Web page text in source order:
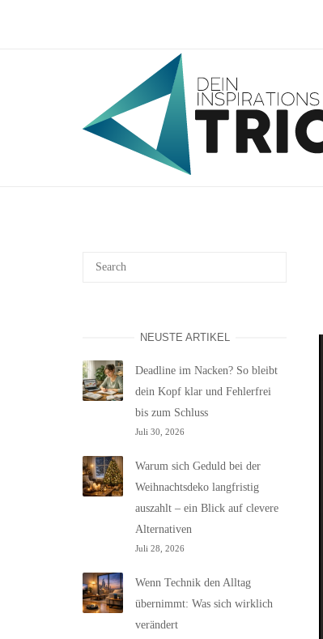
NEUSTE ARTIKEL
Deadline im Nacken? So bleibt
dein Kopf klar und Fehlerfrei
bis zum Schluss
Juli 30, 2026
Warum sich Geduld bei der
Weihnachtsdeko langfristig
auszahlt – ein Blick auf clevere
Alternativen
Juli 28, 2026
Wenn Technik den Alltag
übernimmt: Was sich wirklich
verändert